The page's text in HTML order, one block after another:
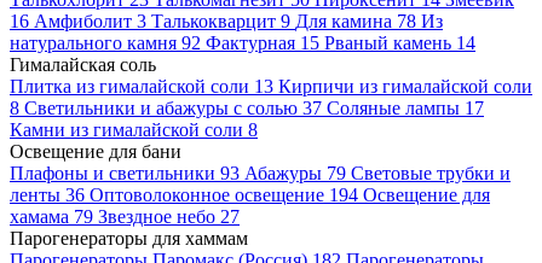
16 Амфиболит 3 Талькокварцит 9 Для камина 78 Из
натурального камня 92 Фактурная 15 Рваный камень 14
Гималайская соль
Плитка из гималайской соли 13 Кирпичи из гималайской соли
8 Светильники и абажуры с солью 37 Соляные лампы 17
Камни из гималайской соли 8
Освещение для бани
Плафоны и светильники 93 Абажуры 79 Световые трубки и
ленты 36 Оптоволоконное освещение 194 Освещение для
хамама 79 Звездное небо 27
Парогенераторы для хаммам